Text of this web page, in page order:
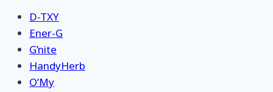
D-TXY
Ener-G
G’nite
HandyHerb
O’My